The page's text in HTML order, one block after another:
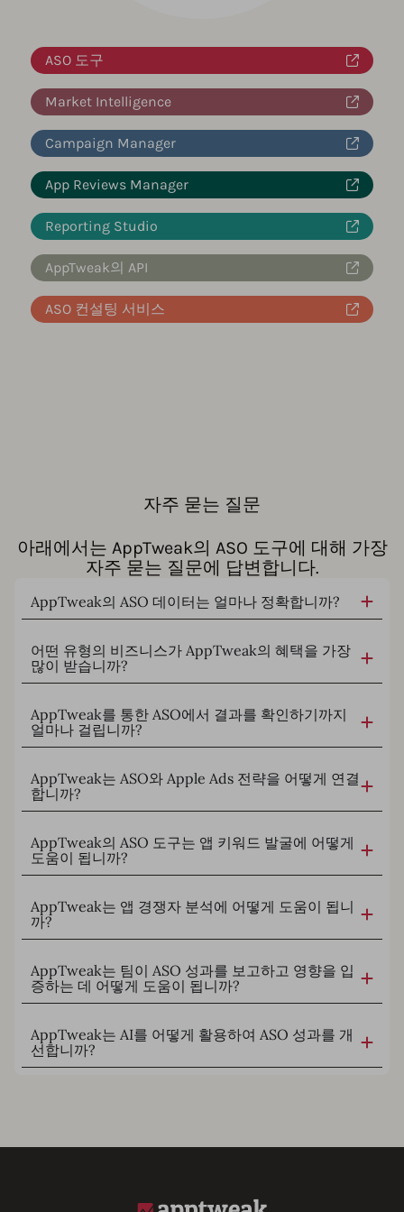
ASO 도구
Market Intelligence
Campaign Manager
App Reviews Manager
Reporting Studio
AppTweak의 API
ASO 컨설팅 서비스
자주 묻는 질문
아래에서는 AppTweak의 ASO 도구에 대해 가장
자주 묻는 질문에 답변합니다.
AppTweak의 ASO 데이터는 얼마나 정확합니까?
어떤 유형의 비즈니스가 AppTweak의 혜택을 가장
많이 받습니까?
AppTweak를 통한 ASO에서 결과를 확인하기까지
얼마나 걸립니까?
AppTweak는 ASO와 Apple Ads 전략을 어떻게 연결
합니까?
AppTweak의 ASO 도구는 앱 키워드 발굴에 어떻게
도움이 됩니까?
AppTweak는 앱 경쟁자 분석에 어떻게 도움이 됩니
까?
AppTweak는 팀이 ASO 성과를 보고하고 영향을 입
증하는 데 어떻게 도움이 됩니까?
AppTweak는 AI를 어떻게 활용하여 ASO 성과를 개
선합니까?